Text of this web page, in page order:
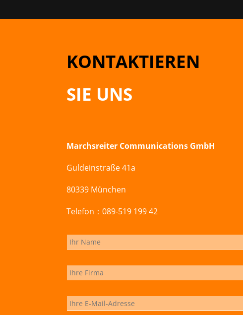
KONTAKTIEREN
SIE UNS
Marchsreiter Communications GmbH
Guldeinstraße 41a
80339 München
Telefon：089-519 199 42